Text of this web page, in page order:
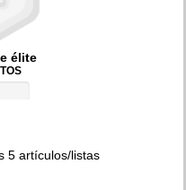
élite
5 artículos/listas